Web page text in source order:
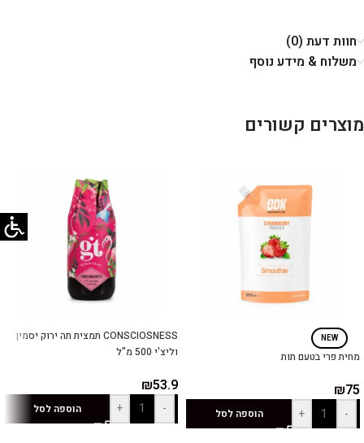
חוות דעת (0)
משלוח & מידע נוסף
מוצרים קשורים
NEW
מחית פרי בטעם תות
₪75
-
+ הוספה לסל
CONSCIOSNESS תמצית תה ירוק יסמין
וליצ'י 500 מ"ל
₪53.9
-
+ הוספה לסל